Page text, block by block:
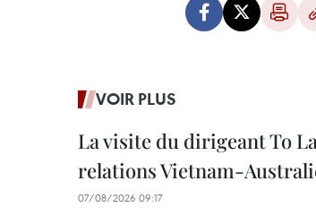
VOIR PLUS
La visite du dirigeant To
relations Vietnam-
07/08/2026 09:17